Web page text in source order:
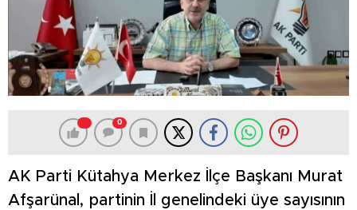
0
AK Parti Kütahya Merkez İlçe Başkanı Murat
Afşarünal, partinin İl genelindeki üye sayısının